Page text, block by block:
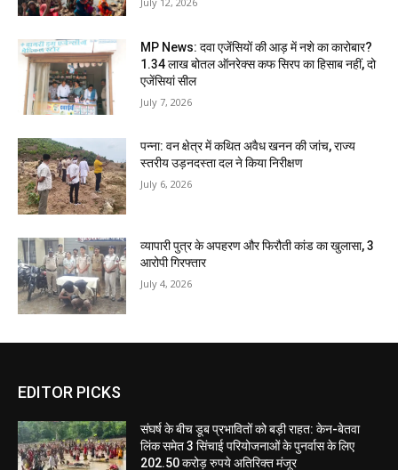
MP News: दवा एजेंसियों की आड़ में नशे का कारोबार?
1.34 लाख बोतल ऑनरेक्स कफ सिरप का हिसाब नहीं, दो
एजेंसियां सील
July 7, 2026
पन्ना: वन क्षेत्र में कथित अवैध खनन की जांच, राज्य
स्तरीय उड़नदस्ता दल ने किया निरीक्षण
July 6, 2026
व्यापारी पुत्र के अपहरण और फिरौती कांड का खुलासा, 3
आरोपी गिरफ्तार
July 4, 2026
EDITOR PICKS
संघर्ष के बीच डूब प्रभावितों को बड़ी राहत: केन-बेतवा
लिंक समेत 3 सिंचाई परियोजनाओं के पुनर्वास के लिए
202.50 करोड़ रुपये अतिरिक्त मंजूर